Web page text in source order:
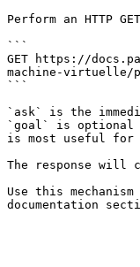
Perform an HTTP
```
GET https://
machine-virtuelle/
```
`ask` is the
`goal` is optional
is most useful for
The response will
Use this